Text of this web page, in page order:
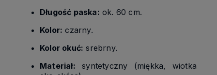
Długość paska: ok. 60 cm.
Kolor: czarny.
Kolor okuć: srebrny.
Materiał: syntetyczny (miękka, wiotka